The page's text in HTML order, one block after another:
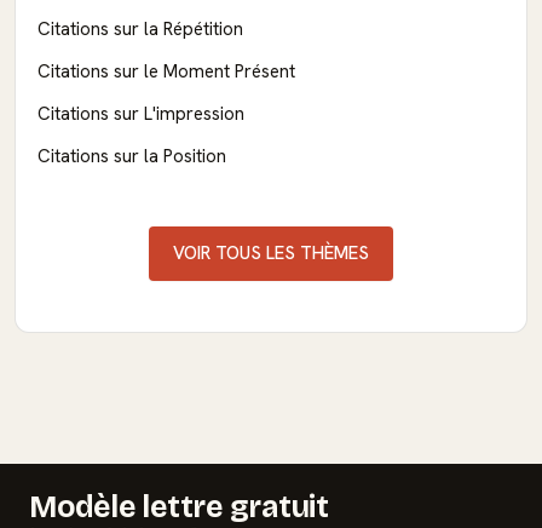
Citations sur la Répétition
Citations sur le Moment Présent
Citations sur L'impression
Citations sur la Position
VOIR TOUS LES THÈMES
Modèle lettre gratuit